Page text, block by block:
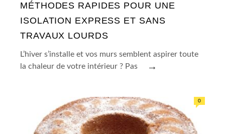
MÉTHODES RAPIDES POUR UNE
ISOLATION EXPRESS ET SANS
TRAVAUX LOURDS
L’hiver s’installe et vos murs semblent aspirer toute
la chaleur de votre intérieur ? Pas
→
0